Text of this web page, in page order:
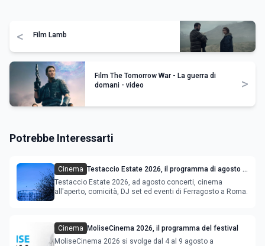
< Film Lamb
Film The Tomorrow War - La guerra di
domani - video
>
Potrebbe Interessarti
Cinema Testaccio Estate 2026, il programma di agosto e
Ferragosto
Testaccio Estate 2026, ad agosto concerti, cinema
all'aperto, comicità, DJ set ed eventi di Ferragosto a Roma.
Cinema
MoliseCinema 2026, il programma del festival
MoliseCinema 2026 si svolge dal 4 al 9 agosto a